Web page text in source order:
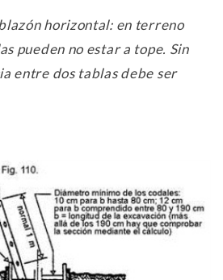
horizontal: en terreno
pueden no estar a tope. Sin
entre dos tablas debe ser